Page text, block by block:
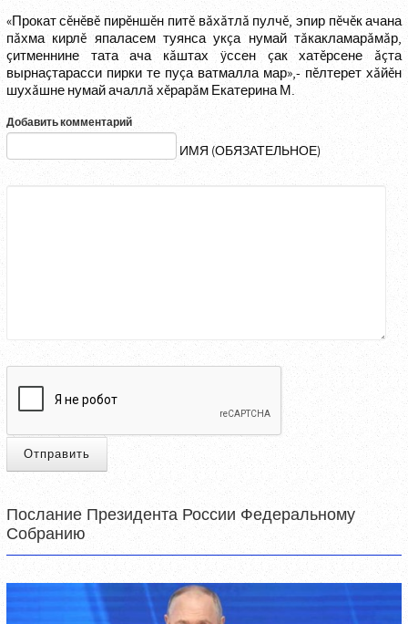
«Прокат сĕнĕвĕ пирĕншĕн питĕ вăхăтлă пулчĕ, эпир пĕчĕк ачана
пăхма кирлĕ япаласем туянса укçа нумай тăкакламарăмăр,
çитменнине тата ача кăштах ÿссен çак хатĕрсене ăçта
вырнаçтарасси пирки те пуçа ватмалла мар»,- пĕлтерет хăйĕн
шухăшне нумай ачаллă хĕрарăм Екатерина М.
Добавить комментарий
ИМЯ (ОБЯЗАТЕЛЬНОЕ)
Отправить
Послание Президента России Федеральному
Собранию